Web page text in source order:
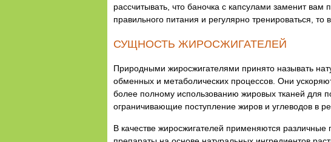
рассчитывать, что баночка с капсулами заменит
правильного питания и регулярно тренироваться,
СУЩНОСТЬ ЖИРОСЖИГАТЕЛЕЙ
Природными жиросжигателями принято называть
обменных и метаболических процессов. Они
более полному использованию жировых тканей для
ограничивающие поступление жиров и углеводов в
В качестве жиросжигателей применяются